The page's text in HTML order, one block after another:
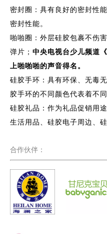
密封圈：具有良好的密封性
密封性能。
啪啪圈：外层硅胶包裹不伤
弹片； 中央电视台少儿频道
上啪啪啪的声音得名。
硅胶手环：具有环保、无毒
胶手环的不同颜色代表着不
硅胶礼品：作为礼品促销用
生活用品、硅胶电子周边、
合作伙伴：